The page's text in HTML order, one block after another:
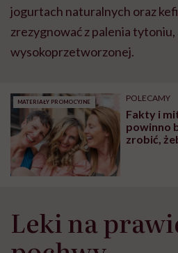
jogurtach naturalnych oraz
zrezygnować z palenia
wysokoprzetworzonej.
MATERIAŁY PROMOCYJNE POLECAMY
Fakty i
powinno
zrobić,
Leki na